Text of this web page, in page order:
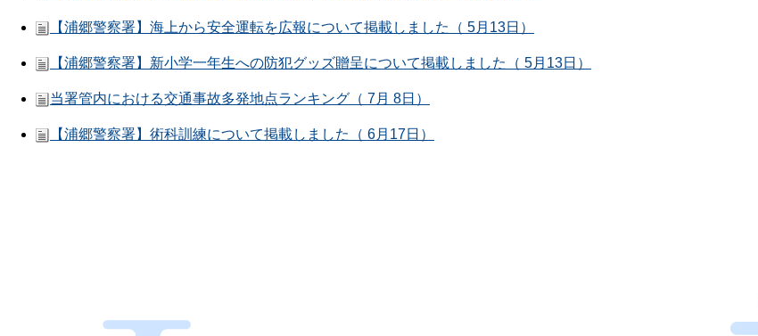
【浦郷警察署】海上から安全運転を広報について掲載しました（ 5月13日）
【浦郷警察署】新小学一年生への防犯グッズ贈呈について掲載しました（ 5月13日）
当署管内における交通事故多発地点ランキング（ 7月 8日）
【浦郷警察署】術科訓練について掲載しました（ 6月17日）